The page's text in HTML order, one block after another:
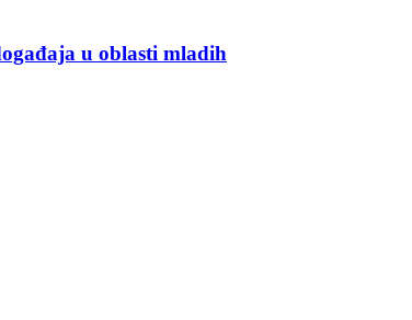
u oblasti mladih